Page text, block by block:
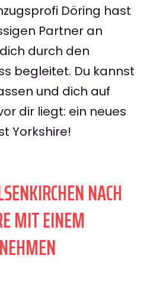
Döring hast
Partner an
durch den
begleitet. Du kannst
und dich auf
dir liegt: ein neues
Yorkshire!
NACH
MIT EINEM